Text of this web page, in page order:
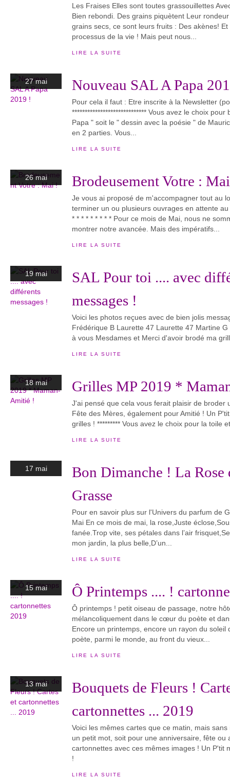
Les Fraises Elles sont toutes grassouillettes
Bien rebondi. Des grains piquètent Leur
grains secs, ce sont leurs fruits : Des akènes!
processus de la vie ! Mais peut nous...
LIRE LA SUITE
27 mai Nouveau SAL A Papa
Pour cela il faut : Etre inscrite à la Newsletter
***************************** Vous avez le choix
Papa " soit le " dessin avec la poésie " de
en 2 parties. Vous...
LIRE LA SUITE
26 mai Brodeusement Votre :
Je vous ai proposé de m'accompagner tout au
terminer un ou plusieurs ouvrages en attente
* * * * * * * * * Pour ce mois de Mai, nous ne
montrer notre avancée. Mais des impératifs...
LIRE LA SUITE
19 mai
SAL Pour toi .... avec
messages !
Voici les photos reçues avec de bien jolis
Frédérique B Laurette 47 Laurette 47 Martine
à vous Mesdames et Merci d'avoir brodé ma
LIRE LA SUITE
18 mai Grilles MP 2019 *
J'ai pensé que cela vous ferait plaisir de broder
Fête des Mères, également pour Amitié ! Un
grilles ! ********* Vous avez le choix pour la toile
LIRE LA SUITE
17 mai
Bon Dimanche ! La Rose
Grasse
Pour en savoir plus sur l'Univers du parfum de
Mai En ce mois de mai, la rose,Juste
fanée.Trop vite, ses pétales dans l’air
mon jardin, la plus belle,D’un...
LIRE LA SUITE
15 mai Ô Printemps .... !
Ô printemps ! petit oiseau de passage, notre
mélancoliquement dans le cœur du poète et
Encore un printemps, encore un rayon du soleil
poète, parmi le monde, au front du vieux...
LIRE LA SUITE
13 mai
Bouquets de Fleurs !
cartonnettes ... 2019
Voici les mêmes cartes que ce matin, mais
un petit mot, soit pour une anniversaire, fête ou
cartonnettes avec ces mêmes images ! Un P'tit
!
LIRE LA SUITE